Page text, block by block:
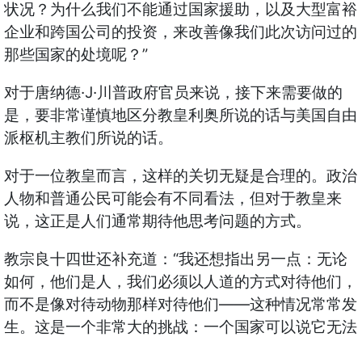
状况？为什么我们不能通过国家援助，以及大型富裕
企业和跨国公司的投资，来改善像我们此次访问过的
那些国家的处境呢？ ”
对于唐纳德·J·川普政府官员来说，接下来需要做的
是，要非常谨慎地区分教皇利奥所说的话与美国自由
派枢机主教们所说的话。
对于一位教皇而言，这样的关切无疑是合理的。政治
人物和普通公民可能会有不同看法，但对于教皇来
说，这正是人们通常期待他思考问题的方式。
教宗良十四世还补充道： “我还想指出另一点：无论
如何，他们是人，我们必须以人道的方式对待他们，
而不是像对待动物那样对待他们——这种情况常常发
生。这是一个非常大的挑战：一个国家可以说它无法